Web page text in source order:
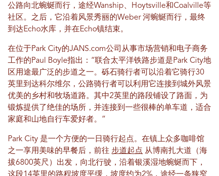
公路向北蜿蜒而行，途经Wanship、Hoytsville和Coalville等
社区。之后，它沿着风景秀丽的Weber 河蜿蜒而行，最终
到达Echo水库，并在Echo镇结束。
在位于Park City的JANS.com公司从事市场营销和电子商务
工作的Paul Boyle指出：“联合太平洋铁路步道是Park City地
区用途最广泛的步道之一。砾石骑行者可以沿着它骑行30
英里到达科尔维尔，公路骑行者可以利用它连接到城外风景
优美的乡村和牧场道路。其中2英里的路段铺设了路面，为
锻炼提供了绝佳的场所，并连接到一些很棒的单车道，适合
家庭和山地自行车爱好者。”
Park City 是一个方便的一日骑行起点。在镇上众多咖啡馆
之一享用美味的早餐后，前往 步道起点 从博南扎大道（海
拔6800英尺）出发，向北行驶，沿着银溪湿地蜿蜒而下，